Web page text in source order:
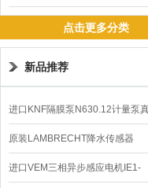
点击更多分类
新品推荐
进口KNF隔膜泵N630.12计量泵
泵价格
原装LAMBRECHT降水传感器
00.14575.20气象仪
进口VEM三相异步感应电机IE1-